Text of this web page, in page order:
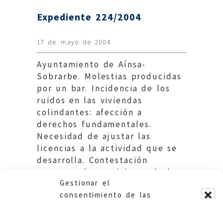
Gestionar el
consentimiento de las
Expediente 224/2004
17 de mayo de 2004
Ayuntamiento de Aínsa-
Sobrarbe. Molestias producidas
por un bar. Incidencia de los
ruidos en las viviendas
colindantes: afección a
derechos fundamentales.
Necesidad de ajustar las
licencias a la actividad que se
desarrolla. Contestación
expresa a las peticiones de los
vecinos.